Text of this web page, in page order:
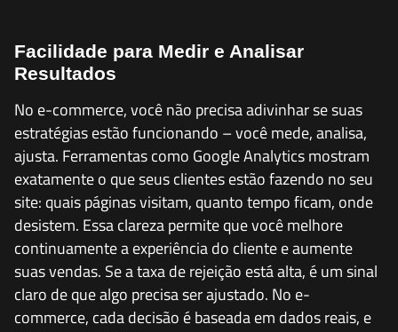
Facilidade para Medir e Analisar
Resultados
No e-commerce, você não precisa adivinhar se suas
estratégias estão funcionando – você mede, analisa,
ajusta. Ferramentas como Google Analytics mostram
exatamente o que seus clientes estão fazendo no seu
site: quais páginas visitam, quanto tempo ficam, onde
desistem. Essa clareza permite que você melhore
continuamente a experiência do cliente e aumente
suas vendas. Se a taxa de rejeição está alta, é um sinal
claro de que algo precisa ser ajustado. No e-
commerce, cada decisão é baseada em dados reais, e